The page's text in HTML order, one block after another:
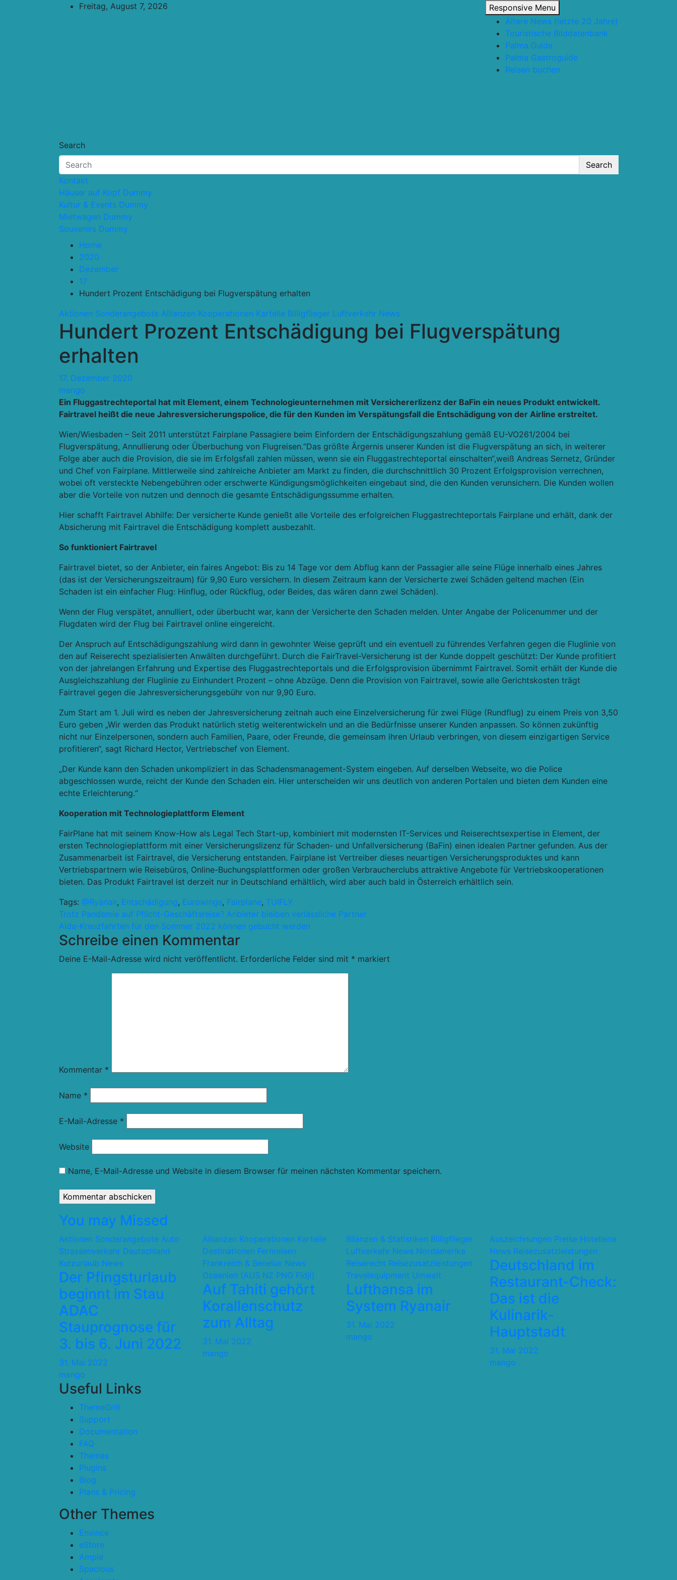
Freitag, August 7, 2026
Responsive Menu
Ältere News (letzte 20 Jahre)
Touristische Bilddatenbank
Palma.Guide
Palma Gastroguide
Reisen buchen
Search
Search
Kontakt
Häuser auf Kopf Dummy
Kultur & Events Dummy
Mietwagen Dummy
Souvenirs Dummy
Home
2020
Dezember
17
Hundert Prozent Entschädigung bei Flugverspätung erhalten
Aktionen Sonderangebote Allianzen Kooperationen Kartelle Billigflieger Luftverkehr News
Hundert Prozent Entschädigung bei Flugverspätung
erhalten
17. Dezember 2020
mango
Ein Fluggastrechteportal hat mit Element, einem Technologieunternehmen mit Versichererlizenz der BaFin ein neues Produkt entwickelt.
Fairtravel heißt die neue Jahresversicherungspolice, die für den Kunden im Verspätungsfall die Entschädigung von der Airline erstreitet.
Wien/Wiesbaden – Seit 2011 unterstützt Fairplane Passagiere beim Einfordern der Entschädigungszahlung gemäß EU-VO261/2004 bei
Flugverspätung, Annullierung oder Überbuchung von Flugreisen.“Das größte Ärgernis unserer Kunden ist die Flugverspätung an sich, in weiterer
Folge aber auch die Provision, die sie im Erfolgsfall zahlen müssen, wenn sie ein Fluggastrechteportal einschalten“,weiß Andreas Sernetz, Gründer
und Chef von Fairplane. Mittlerweile sind zahlreiche Anbieter am Markt zu finden, die durchschnittlich 30 Prozent Erfolgsprovision verrechnen,
wobei oft versteckte Nebengebühren oder erschwerte Kündigungsmöglichkeiten eingebaut sind, die den Kunden verunsichern. Die Kunden wollen
aber die Vorteile von nutzen und dennoch die gesamte Entschädigungssumme erhalten.
Hier schafft Fairtravel Abhilfe: Der versicherte Kunde genießt alle Vorteile des erfolgreichen Fluggastrechteportals Fairplane und erhält, dank der
Absicherung mit Fairtravel die Entschädigung komplett ausbezahlt.
So funktioniert Fairtravel
Fairtravel bietet, so der Anbieter, ein faires Angebot: Bis zu 14 Tage vor dem Abflug kann der Passagier alle seine Flüge innerhalb eines Jahres
(das ist der Versicherungszeitraum) für 9,90 Euro versichern. In diesem Zeitraum kann der Versicherte zwei Schäden geltend machen (Ein
Schaden ist ein einfacher Flug: Hinflug, oder Rückflug, oder Beides, das wären dann zwei Schäden).
Wenn der Flug verspätet, annulliert, oder überbucht war, kann der Versicherte den Schaden melden. Unter Angabe der Policenummer und der
Flugdaten wird der Flug bei Fairtravel online eingereicht.
Der Anspruch auf Entschädigungszahlung wird dann in gewohnter Weise geprüft und ein eventuell zu führendes Verfahren gegen die Fluglinie von
den auf Reiserecht spezialisierten Anwälten durchgeführt. Durch die FairTravel-Versicherung ist der Kunde doppelt geschützt: Der Kunde profitiert
von der jahrelangen Erfahrung und Expertise des Fluggastrechteportals und die Erfolgsprovision übernimmt Fairtravel. Somit erhält der Kunde die
Ausgleichszahlung der Fluglinie zu Einhundert Prozent – ohne Abzüge. Denn die Provision von Fairtravel, sowie alle Gerichtskosten trägt
Fairtravel gegen die Jahresversicherungsgebühr von nur 9,90 Euro.
Zum Start am 1. Juli wird es neben der Jahresversicherung zeitnah auch eine Einzelversicherung für zwei Flüge (Rundflug) zu einem Preis von 3,50
Euro geben „Wir werden das Produkt natürlich stetig weiterentwickeln und an die Bedürfnisse unserer Kunden anpassen. So können zukünftig
nicht nur Einzelpersonen, sondern auch Familien, Paare, oder Freunde, die gemeinsam ihren Urlaub verbringen, von diesem einzigartigen Service
profitieren“, sagt Richard Hector, Vertriebschef von Element.
„Der Kunde kann den Schaden unkompliziert in das Schadensmanagement-System eingeben. Auf derselben Webseite, wo die Police
abgeschlossen wurde, reicht der Kunde den Schaden ein. Hier unterscheiden wir uns deutlich von anderen Portalen und bieten dem Kunden eine
echte Erleichterung.“
Kooperation mit Technologieplattform Element
FairPlane hat mit seinem Know-How als Legal Tech Start-up, kombiniert mit modernsten IT-Services und Reiserechtsexpertise in Element, der
ersten Technologieplattform mit einer Versicherungslizenz für Schaden- und Unfallversicherung (BaFin) einen idealen Partner gefunden. Aus der
Zusammenarbeit ist Fairtravel, die Versicherung entstanden. Fairplane ist Vertreiber dieses neuartigen Versicherungsproduktes und kann
Vertriebspartnern wie Reisebüros, Online-Buchungsplattformen oder großen Verbraucherclubs attraktive Angebote für Vertriebskooperationen
bieten. Das Produkt Fairtravel ist derzeit nur in Deutschland erhältlich, wird aber auch bald in Österreich erhältlich sein.
Tags: @Ryanair, Entschädigung, Eurowings, Fairplane, TUIFLY
Beitragsnavigation
Trotz Pandemie auf Pflicht-Geschäftsreise? Anbieter bleiben verlässliche Partner
Aida-Kreuzfahrten für den Sommer 2022 können gebucht werden
Schreibe einen Kommentar
Deine E-Mail-Adresse wird nicht veröffentlicht. Erforderliche Felder sind mit * markiert
Kommentar *
Name *
E-Mail-Adresse *
Website
Name, E-Mail-Adresse und Website in diesem Browser für meinen nächsten Kommentar speichern.
You may Missed
Aktionen Sonderangebote Auto
Strassenverkehr Deutschland
Kurzurlaub News
Der Pfingsturlaub
beginnt im Stau
ADAC
Stauprognose für
3. bis 6. Juni 2022
31. Mai 2022
mango
Allianzen Kooperationen Kartelle
Destinationen Fernreisen
Frankreich & Benelux News
Ozeanien (AUS NZ PNG Fidji)
Auf Tahiti gehört
Korallenschutz
zum Alltag
31. Mai 2022
mango
Bilanzen & Statistiken Billigflieger
Luftverkehr News Nordamerika
Reiserecht Reisezusatzleistungen
Travelequipment Umwelt
Lufthansa im
System Ryanair
31. Mai 2022
mango
Auszeichnungen Preise Hotellerie
News Reisezusatzleistungen
Deutschland im
Restaurant-Check:
Das ist die
Kulinarik-
Hauptstadt
31. Mai 2022
mango
Useful Links
ThemeGrill
Support
Documentation
FAQ
Themes
Plugins
Blog
Plans & Pricing
Other Themes
Envince
eStore
Ample
Spacious